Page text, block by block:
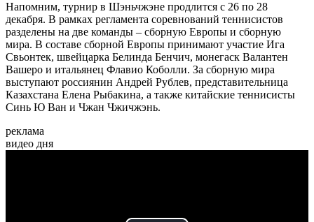
Напомним, турнир в Шэньчжэне продлится с 26 по 28
декабря. В рамках регламента соревнований теннисистов
разделены на две команды – сборную Европы и сборную
мира. В составе сборной Европы принимают участие Ига
Свьонтек, швейцарка Белинда Бенчич, монегаск Валантен
Вашеро и итальянец Флавио Коболли. За сборную мира
выступают россиянин Андрей Рублев, представительница
Казахстана Елена Рыбакина, а также китайские теннисисты
Синь Ю Ван и Чжан Чжичжэнь.
реклама
видео дня